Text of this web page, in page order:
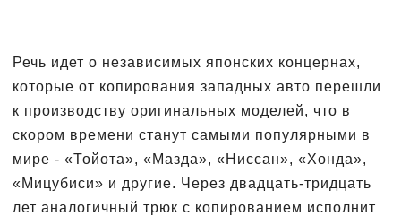
Речь идет о независимых японских концернах,
которые от копирования западных авто перешли
к производству оригинальных моделей, что в
скором времени станут самыми популярными в
мире - «Тойота», «Мазда», «Ниссан», «Хонда»,
«Мицубиси» и другие. Через двадцать-тридцать
лет аналогичный трюк с копированием исполнит